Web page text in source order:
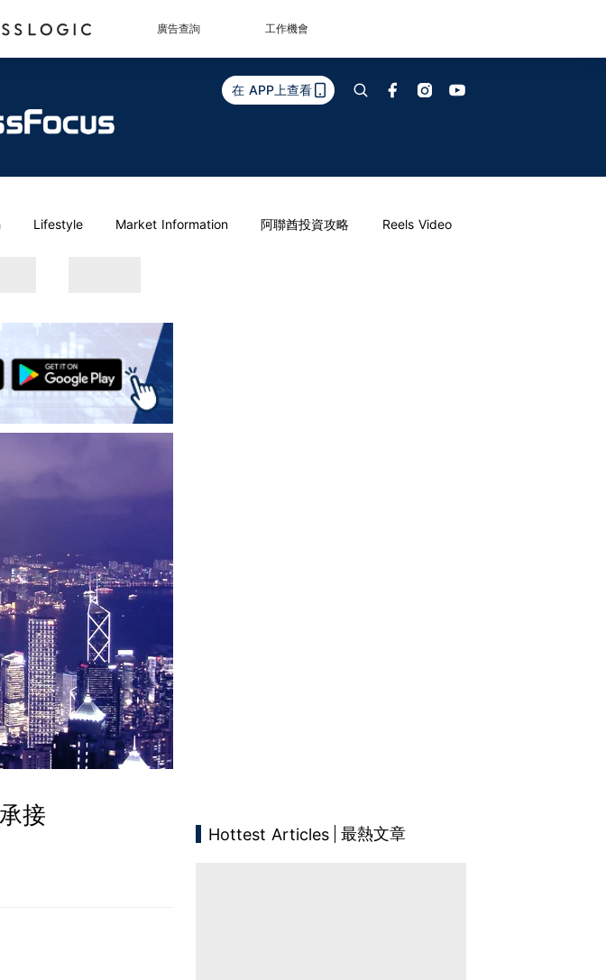
廣告查詢 工作機會
在 APP上查看
Lifestyle Market Information 阿聯酋投資攻略 Reels Video
接
Hottest Articles 最熱文章